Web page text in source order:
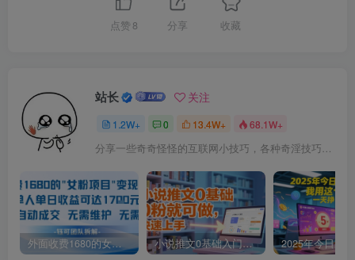
点赞 8 分享 收藏
站长 关注
1.2W+ 0 13.4W+ 68.1W+
分享一些奇奇怪怪的互联网小技巧，各种奇淫技巧都在本站。
外面收费1680的女粉项目变现，单人单日收益可达1.7k，全自动成交无需维护 小说推文0基础入门教程，0粉就可做，快速上手